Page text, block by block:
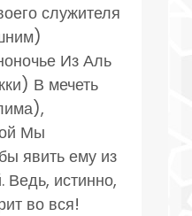
служителя
Из Аль
В мечеть
Мы
явить ему из
истинно,
во вся!